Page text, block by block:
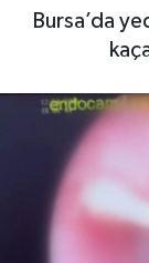
Bursa’da
Kim
Resmi
Sağlık
Siyaset
Haber